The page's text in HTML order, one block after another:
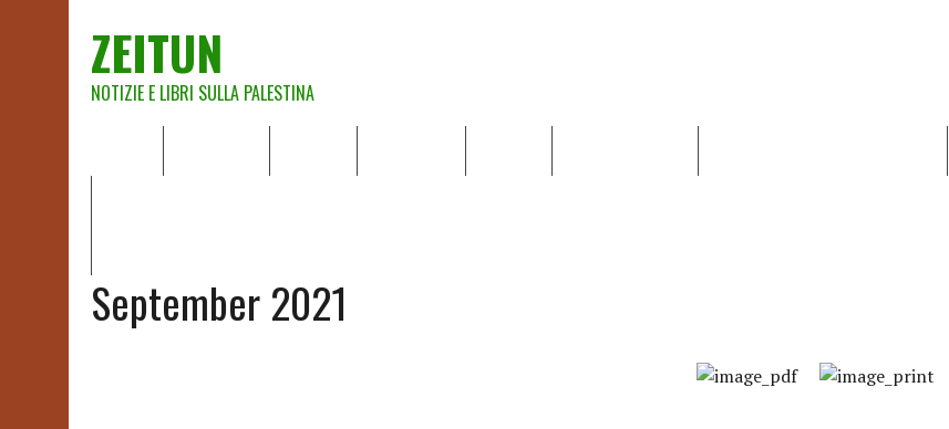
ZEITUN
NOTIZIE E LIBRI SULLA PALESTINA
September 2021